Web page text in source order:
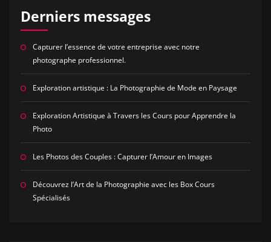
Derniers messages
Capturer l’essence de votre entreprise avec notre
photographe professionnel.
Exploration artistique : La Photographie de Mode en Paysage
Exploration Artistique à Travers les Cours pour Apprendre la
Photo
Les Photos des Couples : Capturer l’Amour en Images
Découvrez l’Art de la Photographie avec les Box Cours
Spécialisés